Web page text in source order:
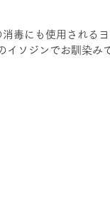
毒にも使用される
ソジンでお馴染み